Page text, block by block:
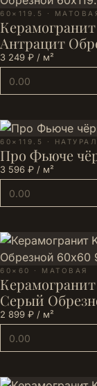
60×119.5 ·
Антрацит
3 249 ₽ / м²
60×119.5 ·
Про Фьюче
3 596 ₽ / м²
60×60 · МАТОВАЯ
Серый
2 899 ₽ / м²